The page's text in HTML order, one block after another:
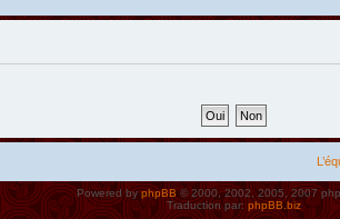
Powered byphpBB© 2000, 2002, 2005, 2007
Traduction par: phpBB.biz